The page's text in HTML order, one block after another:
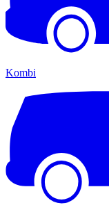
Kombi